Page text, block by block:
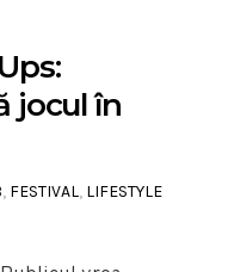
jocul în
, FESTIVAL, LIFESTYLE